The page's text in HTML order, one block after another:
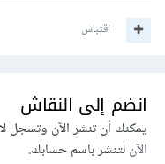
اقتباس
انضم إلى النقاش
يمكنك أن تنشر الآن وتسجل
الآنلتنشر باسم حسابك.